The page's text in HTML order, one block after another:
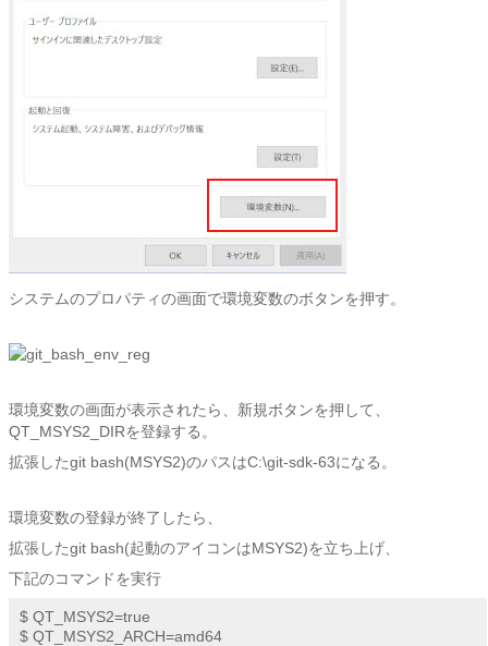
システムのプロパティの画面で環境変数のボタンを押す。
環境変数の画面が表示されたら、新規ボタンを押して、
QT_MSYS2_DIRを登録する。
拡張したgit bash(MSYS2)のパスはC:\git-sdk-63になる。
環境変数の登録が終了したら、
拡張したgit bash(起動のアイコンはMSYS2)を立ち上げ、
下記のコマンドを実行
$ QT_MSYS2=true
$ QT_MSYS2_ARCH=amd64